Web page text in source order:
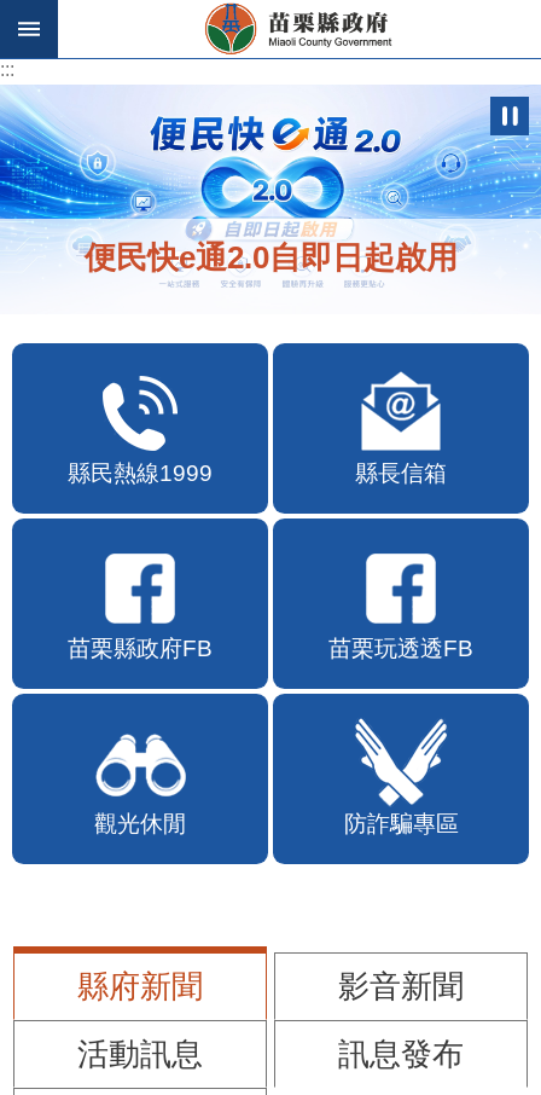
跳到主要內容區塊
:::
:::
便民快e通2.0自即日起啟用
縣民熱線1999 縣長信箱
苗栗縣政府FB 苗栗玩透透FB
觀光休閒 防詐騙專區
縣府新聞
影音新聞
活動訊息
訊息發布